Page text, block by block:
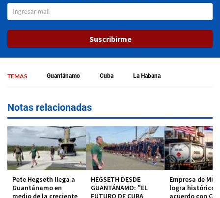
Suscribirme
TEMAS Guantánamo Cuba La Habana
Notas relacionadas
Pete Hegseth llega a
Guantánamo en
medio de la creciente
HEGSETH DESDE
GUANTÁNAMO: "EL
FUTURO DE CUBA
Empresa de
logra histórico
acuerdo con